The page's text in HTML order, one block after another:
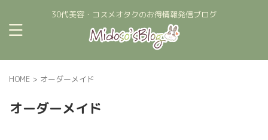
30代美容・コスメオタクのお得情報発信ブログ
HOME > オーダーメイド
オーダーメイド